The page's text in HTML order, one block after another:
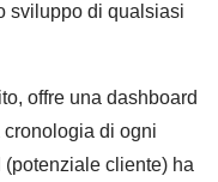
sviluppo di qualsiasi
offre una dashboard
di ogni
cliente) ha